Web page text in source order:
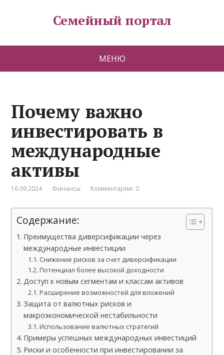
Семейный портал
МЕНЮ
Почему важно
инвестировать в
международные
активы
16.09.2024 Финансы Комментарии: 0
Содержание:
Преимущества диверсификации через
международные инвестиции
Снижение рисков за счет диверсификации
Потенциал более высокой доходности
Доступ к новым сегментам и классам активов
Расширение возможностей для вложений
Защита от валютных рисков и
макроэкономической нестабильности
Использование валютных стратегий
Примеры успешных международных инвестиций
Риски и особенности при инвестировании за